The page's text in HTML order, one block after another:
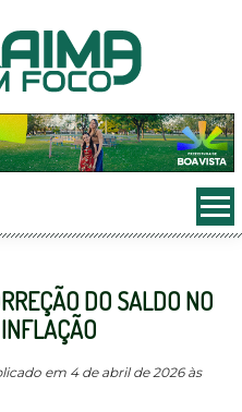
DO SALDO NO
em 4 de abril de 2026 às